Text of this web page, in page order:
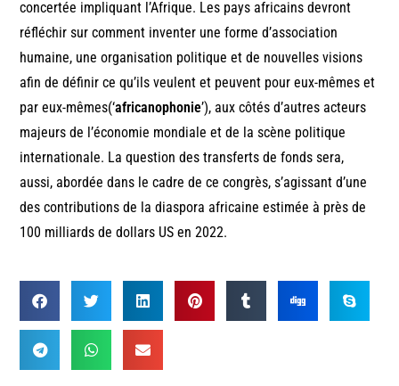
concertée impliquant l’Afrique. Les pays africains devront
réfléchir sur comment inventer une forme d’association
humaine, une organisation politique et de nouvelles visions
afin de définir ce qu’ils veulent et peuvent pour eux-mêmes et
par eux-mêmes(‘africanophonie’), aux côtés d’autres acteurs
majeurs de l’économie mondiale et de la scène politique
internationale. La question des transferts de fonds sera,
aussi, abordée dans le cadre de ce congrès, s’agissant d’une
des contributions de la diaspora africaine estimée à près de
100 milliards de dollars US en 2022.